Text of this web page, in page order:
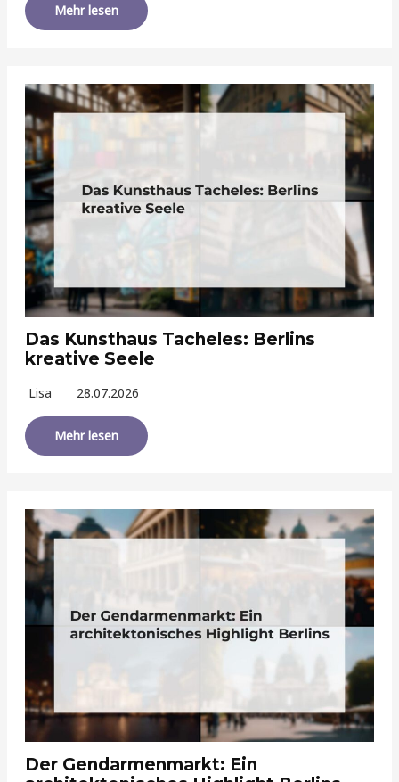
Mehr lesen
Das Kunsthaus Tacheles: Berlins
kreative Seele
Lisa 28.07.2026
Mehr lesen
Der Gendarmenmarkt: Ein